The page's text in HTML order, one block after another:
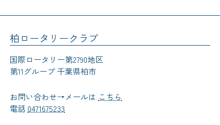
柏ロータリークラブ
国際ロータリー第2790地区
第11グループ 千葉県柏市
お問い合わせ→メールは こちら
電話 0471675233